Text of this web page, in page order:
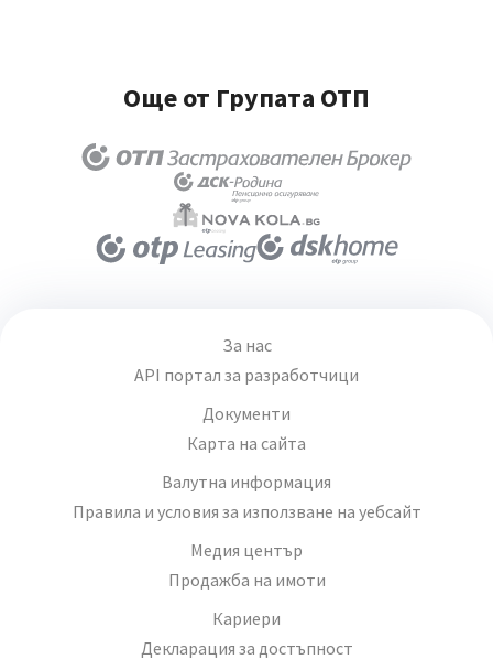
Още от Групата ОТП
За нас
API портал за разработчици
Документи
Карта на сайта
Валутна информация
Правила и условия за използване на уебсайт
Медия център
Продажба на имоти
Кариери
Декларация за достъпност